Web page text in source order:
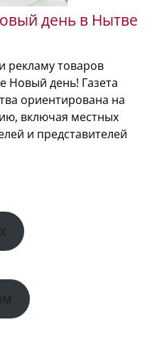
день в Нытве
рекламу товаров
Новый день! Газета
ориентирована на
включая местных
и представителей